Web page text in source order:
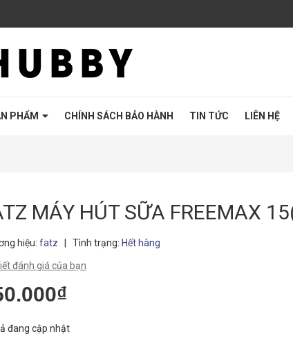
PHẨM CHÍNH SÁCH BẢO HÀNH TIN TỨC LIÊN HỆ
MÁY HÚT SỮA FREEMAX
hiệu: fatz Tình trạng: Hết hàng
đánh giá của bạn
đang cập nhật